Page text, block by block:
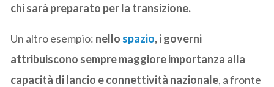
chi sarà preparato per la transizione.
Un altro esempio: nello spazio, i governi
attribuiscono sempre maggiore importanza alla
capacità di lancio e connettività nazionale, a fronte